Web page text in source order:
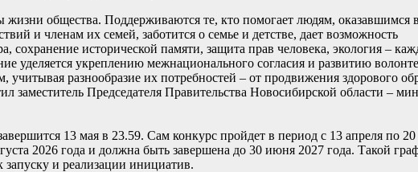
общества. Поддерживаются те, кто помогает людям, оказавшимся в
и членам их семей, заботится о семье и детстве, дает возможность
сохранение исторической памяти, защита прав человека, экология –
уделяется укреплению межнационального согласия и развитию
разнообразие их потребностей – от продвижения здорового
заместитель Председателя Правительства Новосибирской области –
13 мая в 23.59. Сам конкурс пройдет в период с 13 апреля по
2026 года и должна быть завершена до 30 июня 2027 года. Такой
запуску и реализации инициатив.